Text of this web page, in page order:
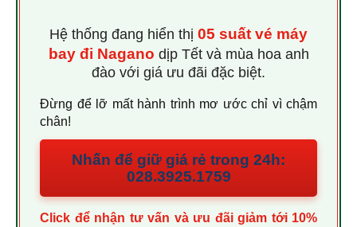
Hệ thống đang hiển thị 05 suất vé máy
bay đi Nagano dịp Tết và mùa hoa anh
đào với giá ưu đãi đặc biệt.
Đừng để lỡ mất hành trình mơ ước chỉ vì chậm
chân!
Nhấn để giữ giá rẻ trong 24h:
028.3925.1759
Click để nhận tư vấn và ưu đãi giảm tới 10%